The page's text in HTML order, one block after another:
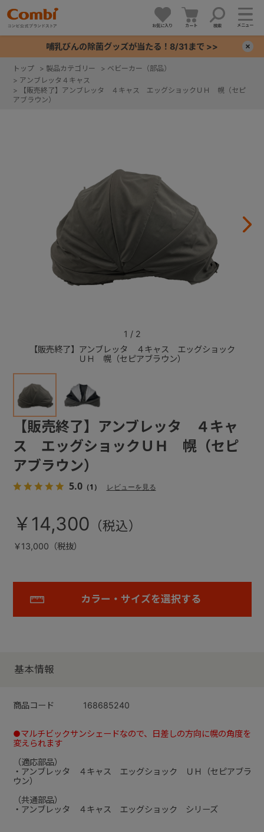
お気に入り カート 検索 メニュー
哺乳びんの除菌グッズが当たる！8/31まで >>
トップ > 製品カテゴリー > ベビーカー（部品）
> アンブレッタ４キャス
>
【販売終了】アンブレッタ ４キャス エッグショックＵＨ 幌（セピ
アブラウン）
【販売終了】アンブレッタ ４キャス エッグショック
ＵＨ 幌（セピアブラウン）
1 / 2
【販売終了】アンブレッタ ４キャ
ス エッグショックＵＨ 幌（セピ
アブラウン）
5.0（1） レビューを見る
￥14,300
￥13,000（税抜）
カラー・サイズを選択する
基本情報
商品コード 168685240
●マルチビックサンシェードなので、日差しの方向に幌の角度を
変えられます
（適応部品）
・アンブレッタ ４キャス エッグショック ＵＨ（セピアブラ
ウン）
（共通部品）
・アンブレッタ ４キャス エッグショック シリーズ